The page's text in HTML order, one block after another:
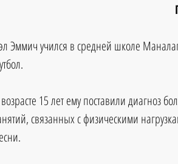
Эммич учился в средней школе
15 лет ему поставили диагноз
связанных с физическими